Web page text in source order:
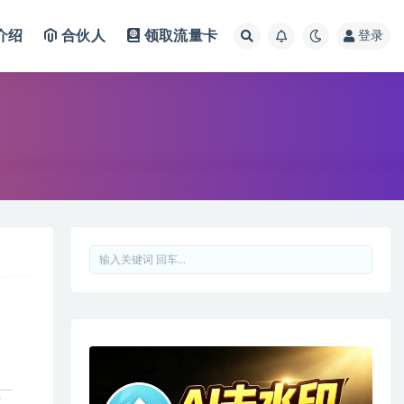
绍 合伙人 领取流量卡 登录